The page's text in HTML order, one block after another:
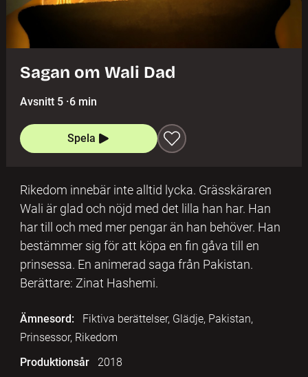
Sagan om Wali Dad
Avsnitt 5 ·6 min
Spela
Rikedom innebär inte alltid lycka. Grässkäraren
Wali är glad och nöjd med det lilla han har. Han
har till och med mer pengar än han behöver. Han
bestämmer sig för att köpa en fin gåva till en
prinsessa. En animerad saga från Pakistan.
Berättare: Zinat Hashemi.
Ämnesord:
Fiktiva berättelser, Glädje, Pakistan,
Prinsessor, Rikedom
Produktionsår
2018